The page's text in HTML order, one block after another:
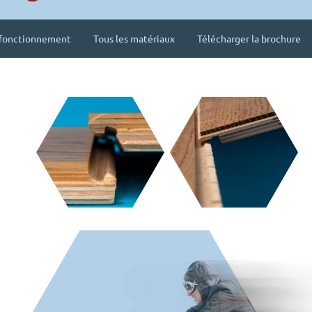
Tous les matériaux Télécharger la brochure